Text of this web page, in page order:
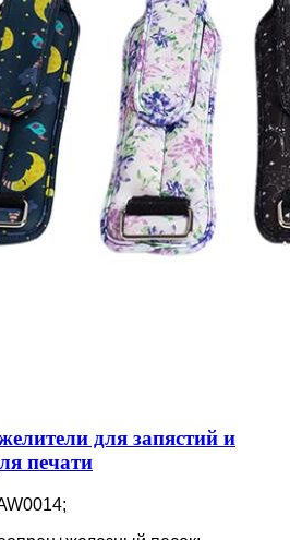
для запястий и
печати